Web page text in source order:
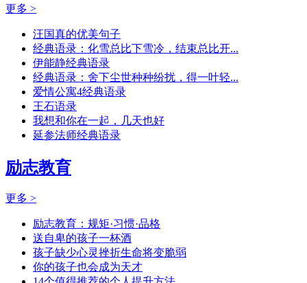
更多 >
汪国真的优美句子
经典语录：化雪总比下雪冷，结束总比开...
伊能静经典语录
经典语录：舍下尘世种种纷扰，得一叶轻...
爱情公寓4经典语录
王石语录
我想和你在一起，几天也好
延参法师经典语录
励志教育
更多 >
励志教育：规矩·习惯·品格
送自卑的孩子一杯酒
孩子缺少心灵挫折生命将变脆弱
你的孩子也会成为天才